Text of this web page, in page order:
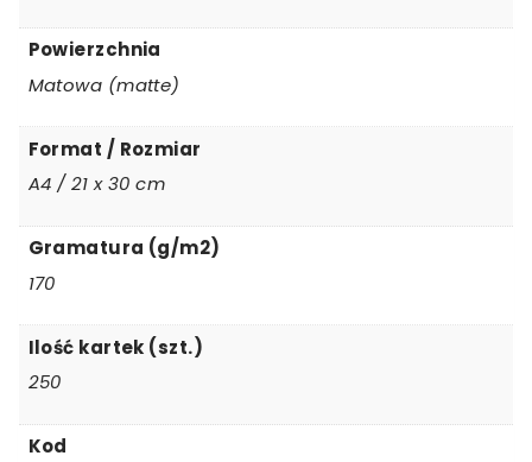
Powierzchnia
Matowa (matte)
Format / Rozmiar
A4 / 21 x 30 cm
Gramatura (g/m2)
170
Ilość kartek (szt.)
250
Kod